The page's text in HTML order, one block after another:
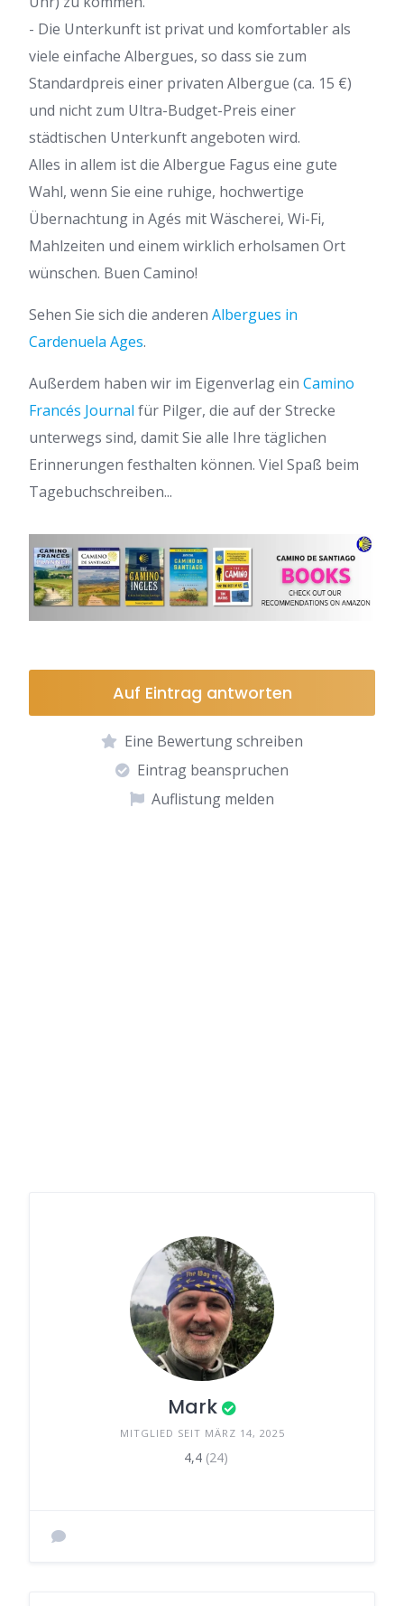
- Die Unterkunft ist privat und komfortabler als
viele einfache Albergues, so dass sie zum
Standardpreis einer privaten Albergue (ca. 15 €)
und nicht zum Ultra-Budget-Preis einer
städtischen Unterkunft angeboten wird.
Alles in allem ist die Albergue Fagus eine gute
Wahl, wenn Sie eine ruhige, hochwertige
Übernachtung in Agés mit Wäscherei, Wi-Fi,
Mahlzeiten und einem wirklich erholsamen Ort
wünschen. Buen Camino!
Sehen Sie sich die anderen Albergues in
Cardenuela Ages.
Außerdem haben wir im Eigenverlag ein Camino
Francés Journal für Pilger, die auf der Strecke
unterwegs sind, damit Sie alle Ihre täglichen
Erinnerungen festhalten können. Viel Spaß beim
Tagebuchschreiben...
Auf Eintrag antworten
Eine Bewertung schreiben
Eintrag beanspruchen
Auflistung melden
Mark
MITGLIED SEIT MÄRZ 14, 2025
4,4 (24)